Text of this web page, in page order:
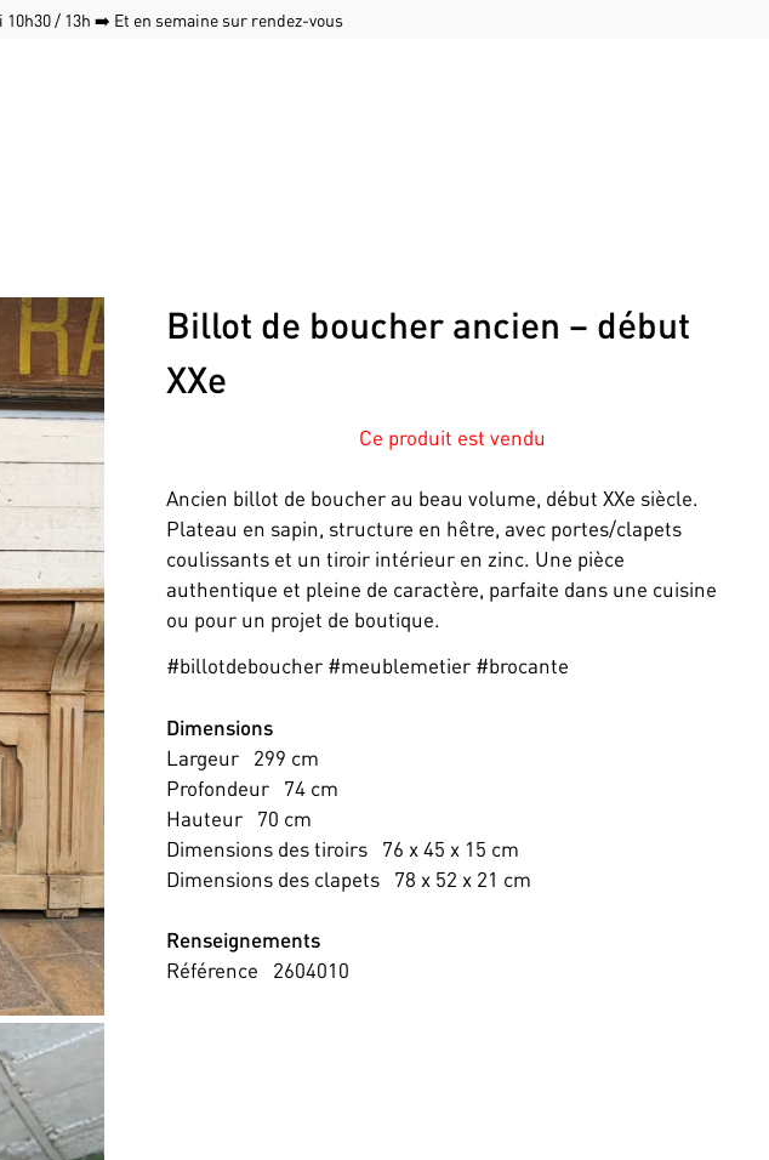
/ 13h ➡️ Et en semaine sur rendez-vous
Billot de boucher ancien – début
XXe
Ce produit est vendu
Ancien billot de boucher au beau volume, début XXe siècle.
Plateau en sapin, structure en hêtre, avec portes/clapets
coulissants et un tiroir intérieur en zinc. Une pièce
authentique et pleine de caractère, parfaite dans une cuisine
ou pour un projet de boutique.
#billotdeboucher #meublemetier #brocante
Dimensions
Largeur
299 cm
Profondeur
74 cm
Hauteur
70 cm
Dimensions des tiroirs
76 x 45 x 15 cm
Dimensions des clapets
78 x 52 x 21 cm
Renseignements
Référence
2604010